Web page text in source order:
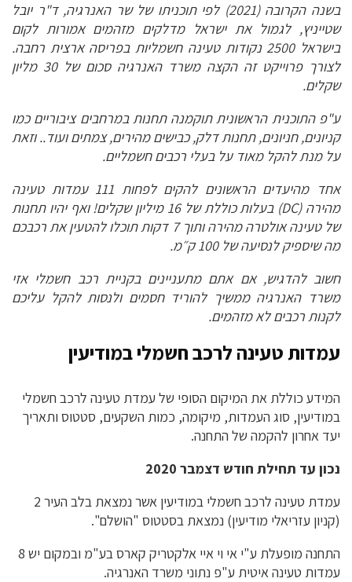
בשנה הקרובה (2021) לפי
תוכניתו של שר האנרגיה, ד"ר יובל
שטייניץ, לגמול את ישראל מדלקים מזהמים אמורות לקום
בישראל 2500 נקודות טעינה חשמליות בפריסה ארצית רחבה.
לצורך פרוייקט זה הקצה משרד האנרגיה סכום של 30 מליון
שקלים.
ע"פ התוכנית הראשונית תוקמנה תחנות במרחבים ציבוריים כמו
קניונים, חניונים, תחנות דלק, כבישים מהירים, צמתים ועוד.. וזאת
על מנת להקל מאוד על בעלי רכבים חשמליים.
אחד מהיעדים הראשונים להקים לפחות 111 עמדות טעינה
מהירה (DC) בעלות כוללת של 16 מיליון שקלים! ואף יהיו תחנות
של טעינה אולטרה מהירה ותוך 7 דקות תוכלו להטעין את רכבכם
מה שיספיק לנסיעה של 100 ק״מ.
חשוב להדגיש, אם אתם מתעניינים בקניית רכב חשמלי אזי
משרד האנרגיה ממשיך להוריד חסמים ולנסות להקל עליכם
לקנות רכבים לא מזהמים.
עמדות טעינה לרכב חשמלי במודיעין
המידע כוללת את המיקום הסופי של עמדת טעינה לרכב חשמלי
במודיעין, סוג העמדות, מיקומה, כמות השקעים, סטטוס ותאריך
יעד אחרון להקמה של התחנה.
נכון עד תחילת חודש דצמבר 2020
עמדת טעינה לרכב חשמלי במודיעין אשר נמצאת בלב העיר 2
(קניון עזריאלי מודיעין) נמצאת בסטטוס "הושלם".
התחנה מופעלת ע"י אי וי איי אלקטריק קארס בע"מ ובמקום יש 8
עמדות טעינה איטית ע"פ נתוני משרד האנרגיה.